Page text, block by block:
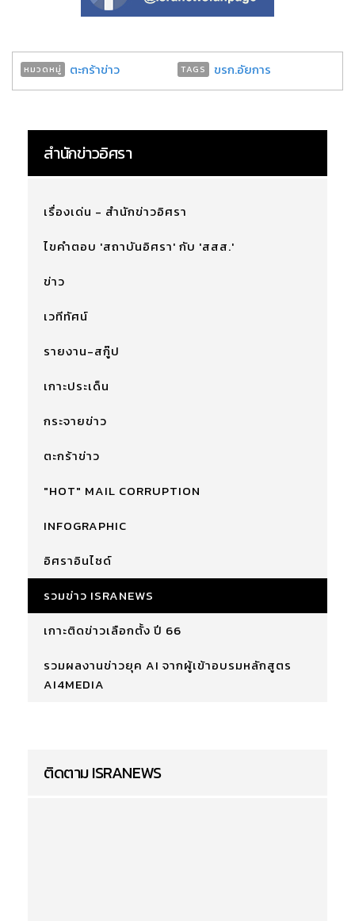
หมวดหมู่ ตะกร้าข่าว TAGS ขรก.อัยการ
สำนักข่าวอิศรา
เรื่องเด่น - สำนักข่าวอิศรา
ไขคำตอบ 'สถาบันอิศรา' กับ 'สสส.'
ข่าว
เวทีทัศน์
รายงาน-สกู๊ป
เกาะประเด็น
กระจายข่าว
ตะกร้าข่าว
"HOT" MAIL CORRUPTION
INFOGRAPHIC
อิศราอินไซด์
รวมข่าว ISRANEWS
เกาะติดข่าวเลือกตั้ง ปี 66
รวมผลงานข่าวยุค AI จากผู้เข้าอบรมหลักสูตร
AI4MEDIA
ติดตาม ISRANEWS